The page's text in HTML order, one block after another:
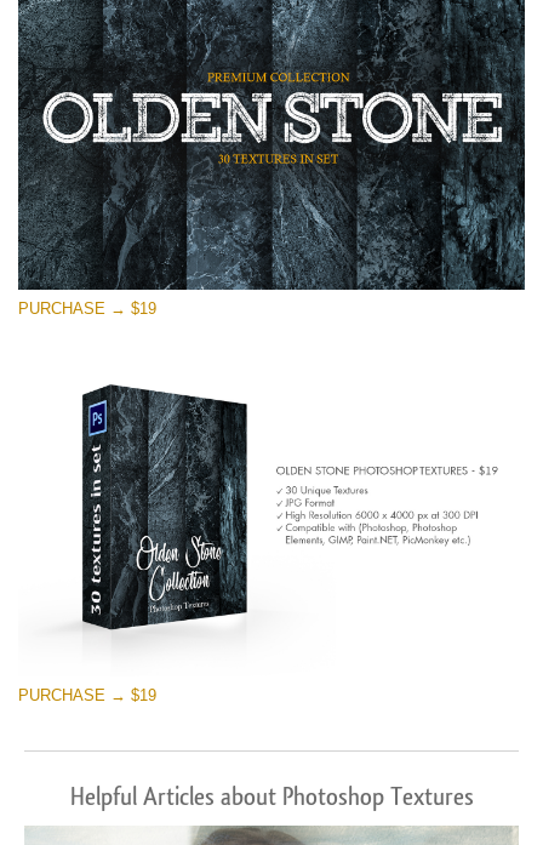
Olden Stone
(30 Overlays)
Large 6000*4000px
Entire Collection
(1783 Overlays)
Large 6000*4000px
ดาวน์โหลดฟรี
PURCHASE → $19
PURCHASE → $19
Helpful Articles about Photoshop Textures